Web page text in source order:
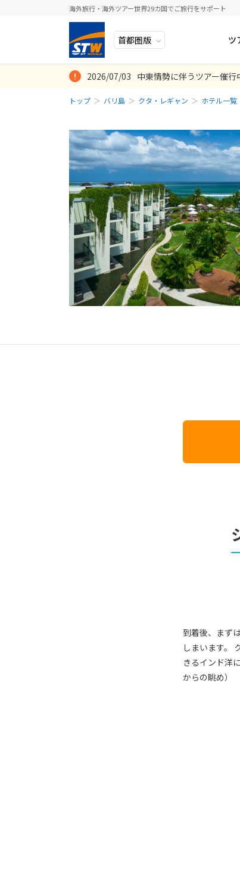
海外旅行・海外ツアー世界29カ国でご旅行をサポート
ツ
ヨーロッパ
中近東・トルコ
アジア
ロシア・中央アジア
アメリカ・カナダ
中南米・カリブ海
モルディブ・他インド洋
太平洋地域
オセアニア
ハワイ
イ
ド
ベ
ス
ポ
ス
ラ
ス
北
人気のテーマ
お得な旅
目的
秋
年
2026/07/03 中東情勢に伴うツアー催行
トップ バリ島 クタ・レギャン ホテル一覧
到着後、まず
しまいます。
きるインド洋
からの眺め）